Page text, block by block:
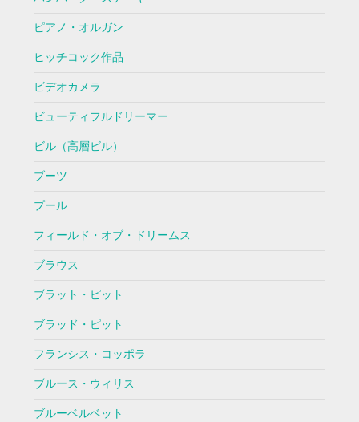
ピアノ・オルガン
ヒッチコック作品
ビデオカメラ
ビューティフルドリーマー
ビル（高層ビル）
ブーツ
プール
フィールド・オブ・ドリームス
ブラウス
ブラット・ピット
ブラッド・ピット
フランシス・コッポラ
ブルース・ウィリス
ブルーベルベット